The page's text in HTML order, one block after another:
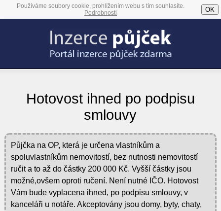
Používáme soubory cookie, prohlížením webu s tím souhlasíte.
Podrobnosti
OK
Hotovost ihned po podpisu
smlouvy
Půjčka na OP, která je určena vlastníkům a
spoluvlastníkům nemovitostí, bez nutnosti nemovitostí
ručit a to až do částky 200 000 Kč. Vyšší částky jsou
možné,ovšem oproti ručení. Není nutné IČO. Hotovost
Vám bude vyplacena ihned, po podpisu smlouvy, v
kanceláři u notáře. Akceptovány jsou domy, byty, chaty,